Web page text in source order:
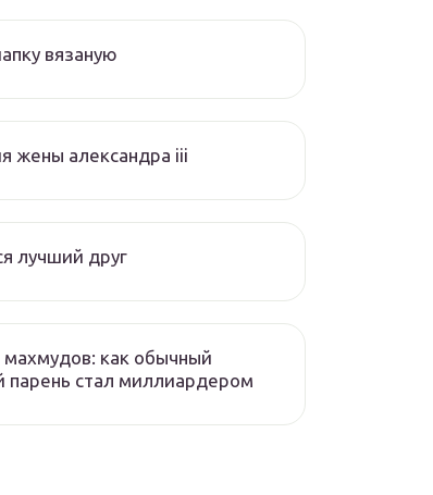
вязаную
жены александра iii
лучший друг
махмудов: как обычный
парень стал миллиардером